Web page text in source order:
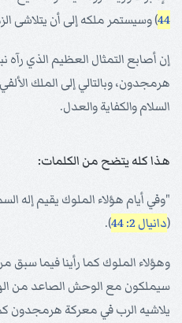
44) وسيستمر ملكه إلى أن يتلاشى
إن أصابع التمثال العظيم الذي
هرمجدون، وبالتالي إلى الملك
السلام والكفاية والعدل.
هذا كله يتضح من الكلمات:
"وفي أيام هؤلاء الملوك يقيم إله
(دانيال 2: 44 ).
وهؤلاء الملوك كما رأينا فيما
سيملكون مع الوحش الصاعد من
يلاشيه الرب في معركة هرمجدون